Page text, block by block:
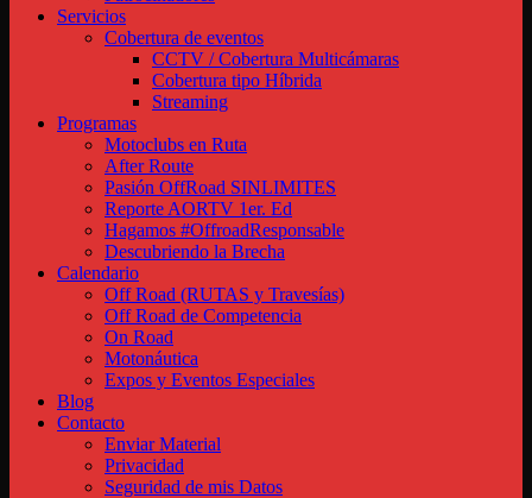
Servicios
Cobertura de eventos
CCTV / Cobertura Multicámaras
Cobertura tipo Híbrida
Streaming
Programas
Motoclubs en Ruta
After Route
Pasión OffRoad SINLIMITES
Reporte AORTV 1er. Ed
Hagamos #OffroadResponsable
Descubriendo la Brecha
Calendario
Off Road (RUTAS y Travesías)
Off Road de Competencia
On Road
Motonáutica
Expos y Eventos Especiales
Blog
Contacto
Enviar Material
Privacidad
Seguridad de mis Datos